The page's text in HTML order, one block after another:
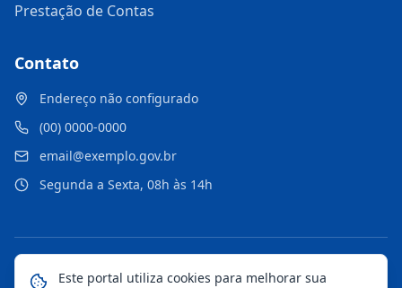
Prestação de Contas
Contato
Endereço não configurado
(00) 0000-0000
email@exemplo.gov.br
Segunda a Sexta, 08h às 14h
© 2026 Portal Municipal. Todos os direitos reservados.
Este portal utiliza cookies para melhorar sua